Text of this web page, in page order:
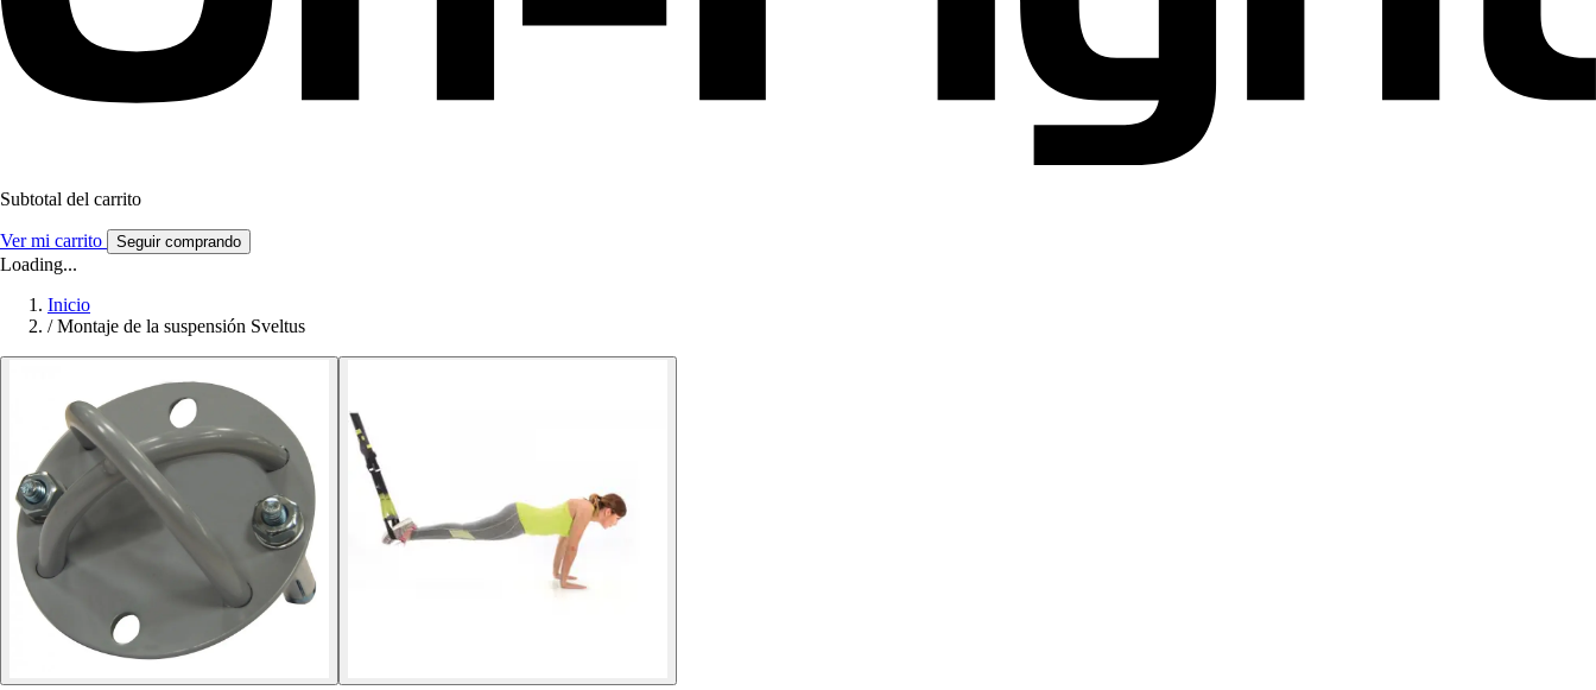
Subtotal del carrito
Ver mi carrito Seguir comprando
Loading...
Inicio
/ Montaje de la suspensión Sveltus